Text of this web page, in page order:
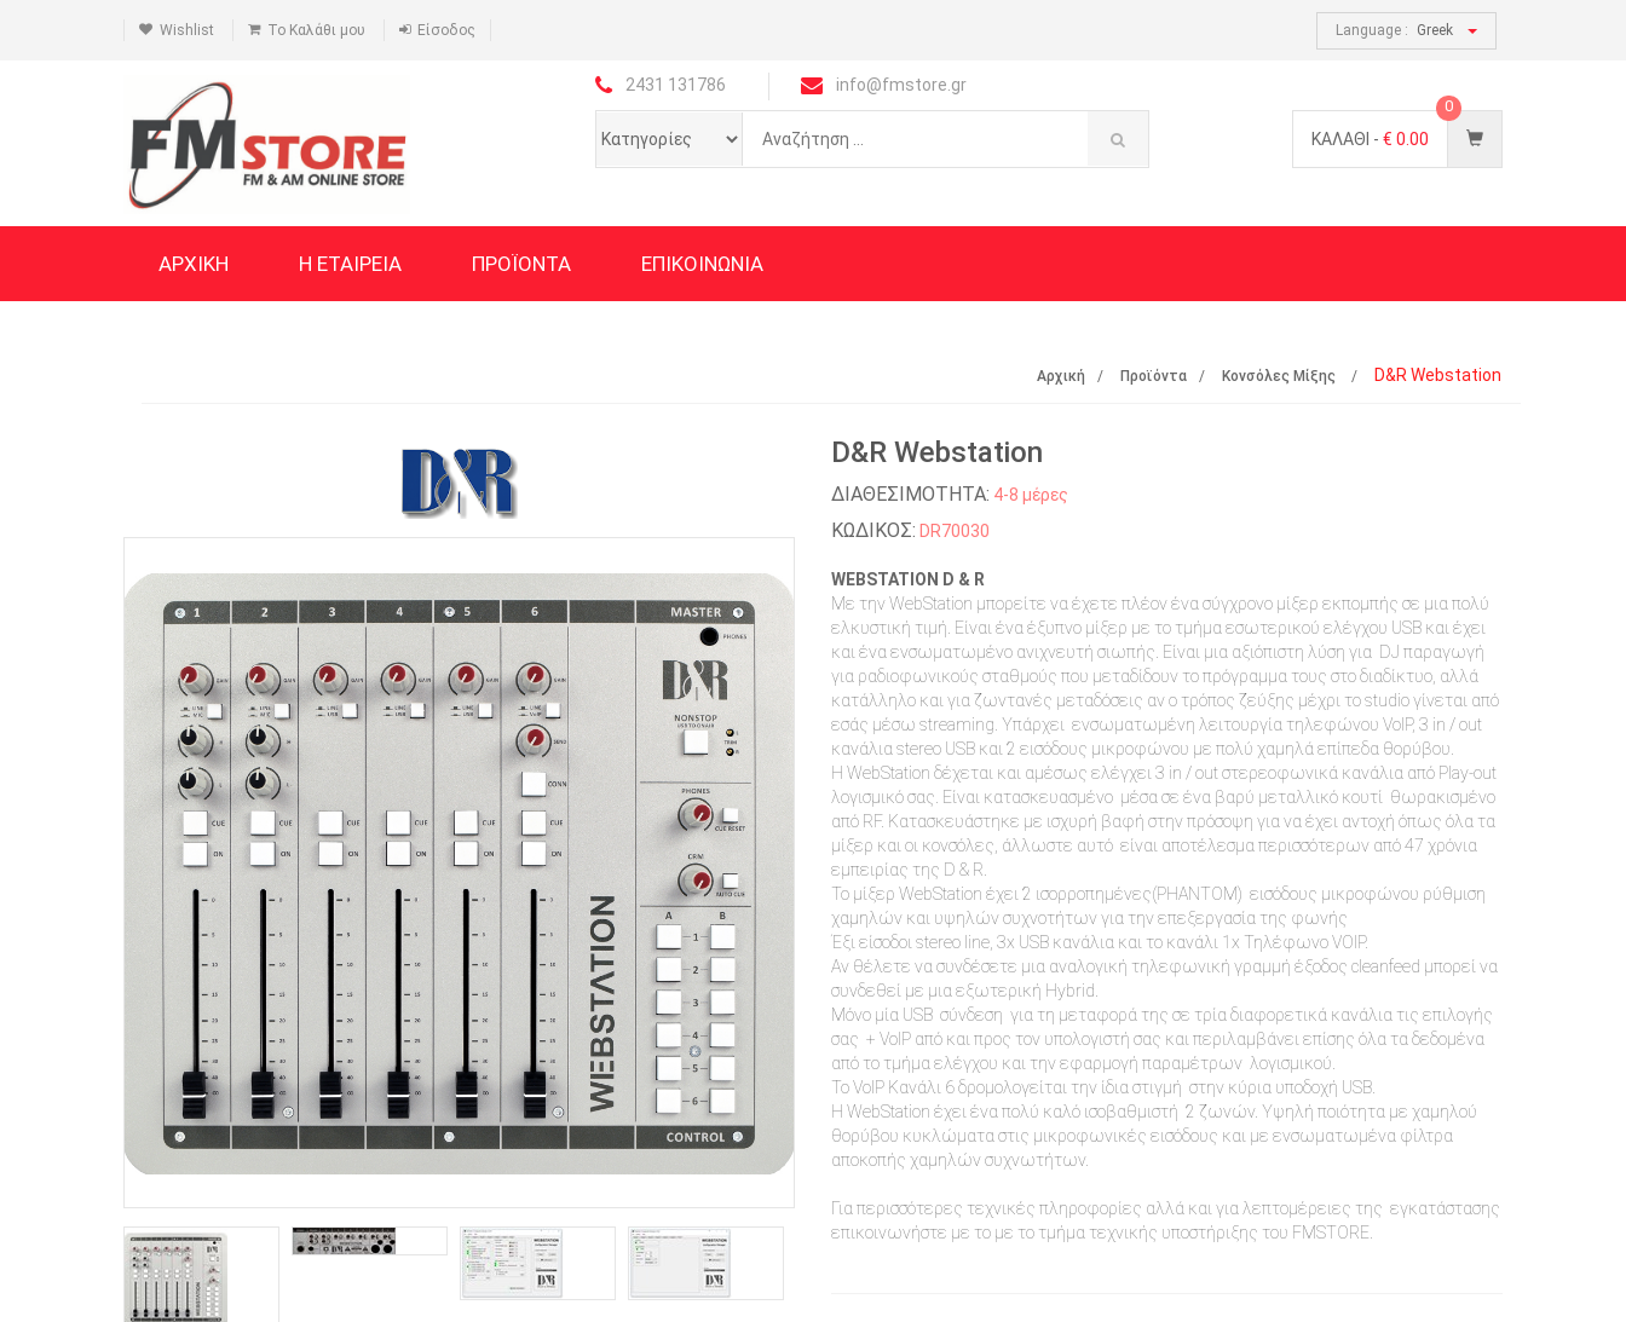
Wishlist Το Καλάθι μου Είσοδος Language : Greek
2431 131786 info@fmstore.gr
ΚΑΛΑΘΙ - € 0.00
0
ΑΡΧΙΚΗ Η ΕΤΑΙΡΕΙΑ ΠΡΟΪΟΝΤΑ ΕΠΙΚΟΙΝΩΝΙΑ
Αρχική Προϊόντα Κονσόλες Μίξης D&R Webstation
D&R Webstation
ΔΙΑΘΕΣΙΜΟΤΗΤΑ: 4-8 μέρες
ΚΩΔΙΚΟΣ: DR70030
WEBSTATION D & R
Με την WebStation μπορείτε να έχετε πλέον ένα σύγχρονο μίξερ εκπομπής σε μια πολύ
ελκυστική τιμή. Είναι ένα έξυπνο μίξερ με το τμήμα εσωτερικού ελέγχου USB και έχει
και ένα ενσωματωμένο ανιχνευτή σιωπής. Είναι μια αξιόπιστη λύση για DJ παραγωγή
για ραδιοφωνικούς σταθμούς που μεταδίδουν το πρόγραμμα τους στο διαδίκτυο, αλλά
κατάλληλο και για ζωντανές μεταδόσεις αν ο τρόπος ζεύξης μέχρι το studio γίνεται από
εσάς μέσω streaming. Υπάρχει ενσωματωμένη λειτουργία τηλεφώνου VoIP, 3 in / out
κανάλια stereo USB και 2 εισόδους μικροφώνου με πολύ χαμηλά επίπεδα θορύβου.
Η WebStation δέχεται και αμέσως ελέγχει 3 in / out στερεοφωνικά κανάλια από Play-out
λογισμικό σας. Είναι κατασκευασμένο μέσα σε ένα βαρύ μεταλλικό κουτί θωρακισμένο
από RF. Κατασκευάστηκε με ισχυρή βαφή στην πρόσοψη για να έχει αντοχή όπως όλα τα
μίξερ και οι κονσόλες, άλλωστε αυτό είναι αποτέλεσμα περισσότερων από 47 χρόνια
εμπειρίας της D & R.
Το μίξερ WebStation έχει 2 ισορροπημένες(PHANTOM) εισόδους μικροφώνου ρύθμιση
χαμηλών και υψηλών συχνοτήτων για την επεξεργασία της φωνής
Έξι είσοδοι stereo line, 3x USB κανάλια και το κανάλι 1x Τηλέφωνο VOIP.
Αν θέλετε να συνδέσετε μια αναλογική τηλεφωνική γραμμή έξοδος cleanfeed μπορεί να
συνδεθεί με μια εξωτερική Hybrid.
Μόνο μία USB σύνδεση για τη μεταφορά της σε τρία διαφορετικά κανάλια τις επιλογής
σας + VoIP από και προς τον υπολογιστή σας και περιλαμβάνει επίσης όλα τα δεδομένα
από το τμήμα ελέγχου και την εφαρμογή παραμέτρων λογισμικού.
Το VoIP Κανάλι 6 δρομολογείται την ίδια στιγμή στην κύρια υποδοχή USB.
Η WebStation έχει ένα πολύ καλό ισοβαθμιστή 2 ζωνών. Υψηλή ποιότητα με χαμηλού
θορύβου κυκλώματα στις μικροφωνικές εισόδους και με ενσωματωμένα φίλτρα
αποκοπής χαμηλών συχνωτήτων.
Για περισσότερες τεχνικές πληροφορίες αλλά και για λεπτομέρειες της εγκατάστασης
επικοινωνήστε με το με το τμήμα τεχνικής υποστήριξης του FMSTORE.